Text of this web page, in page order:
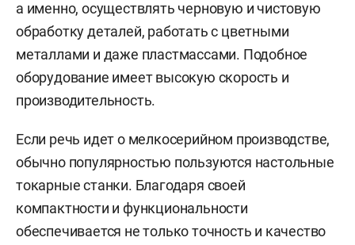
а именно, осуществлять черновую и чистовую
обработку деталей, работать с цветными
металлами и даже пластмассами. Подобное
оборудование имеет высокую скорость и
производительность.
Если речь идет о мелкосерийном производстве,
обычно популярностью пользуются настольные
токарные станки. Благодаря своей
компактности и функциональности
обеспечивается не только точность и качество